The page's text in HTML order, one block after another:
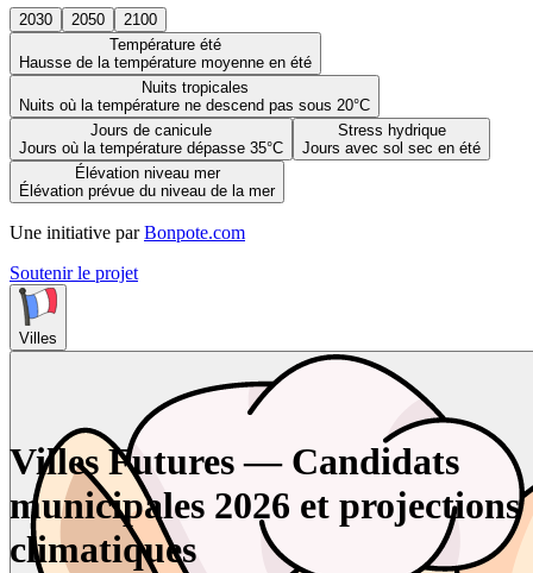
2030 2050
2100
Température été
Hausse de la température moyenne en été
Nuits tropicales
Nuits où la température ne descend pas sous 20°C
Jours de canicule
Jours où la température dépasse 35°C
Stress hydrique
Jours avec sol sec en été
Élévation niveau mer
Élévation prévue du niveau de la mer
Une initiative par Bonpote.com
Soutenir le projet
Villes
Villes Futures — Candidats
municipales 2026 et projections
climatiques